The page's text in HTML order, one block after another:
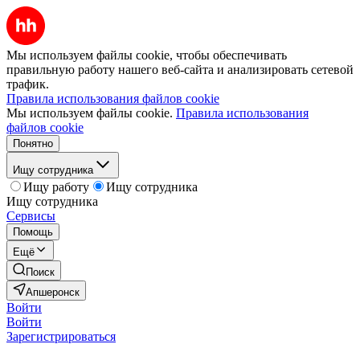
Мы используем файлы cookie, чтобы обеспечивать
правильную работу нашего веб-сайта и анализировать сетевой
трафик.
Правила использования файлов cookie
Мы используем файлы cookie. Правила использования
файлов cookie
Понятно
Ищу сотрудника
Ищу работу
Ищу сотрудника
Ищу сотрудника
Сервисы
Помощь
Ещё
Поиск
Апшеронск
Войти
Войти
Зарегистрироваться